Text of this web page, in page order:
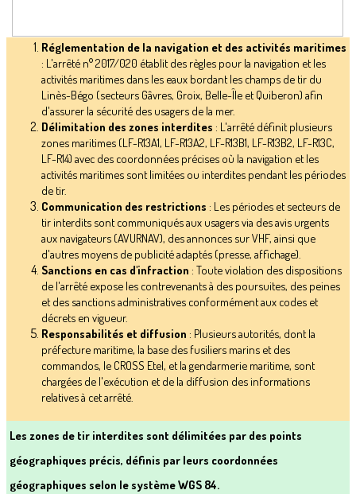
Réglementation de la navigation et des activités maritimes
: L'arrêté n° 2017/020 établit des règles pour la navigation et les
activités maritimes dans les eaux bordant les champs de tir du
Linès-Bégo (secteurs Gâvres, Groix, Belle-Île et Quiberon) afin
d'assurer la sécurité des usagers de la mer.
Délimitation des zones interdites : L'arrêté définit plusieurs
zones maritimes (LF-R13A1, LF-R13A2, LF-R13B1, LF-R13B2, LF-R13C,
LF-R14) avec des coordonnées précises où la navigation et les
activités maritimes sont limitées ou interdites pendant les périodes
de tir.
Communication des restrictions : Les périodes et secteurs de
tir interdits sont communiqués aux usagers via des avis urgents
aux navigateurs (AVURNAV), des annonces sur VHF, ainsi que
d'autres moyens de publicité adaptés (presse, affichage).
Sanctions en cas d'infraction : Toute violation des dispositions
de l'arrêté expose les contrevenants à des poursuites, des peines
et des sanctions administratives conformément aux codes et
décrets en vigueur.
Responsabilités et diffusion : Plusieurs autorités, dont la
préfecture maritime, la base des fusiliers marins et des
commandos, le CROSS Etel, et la gendarmerie maritime, sont
chargées de l'exécution et de la diffusion des informations
relatives à cet arrêté.
Les zones de tir interdites sont délimitées par des points
géographiques précis, définis par leurs coordonnées
géographiques selon le système WGS 84.